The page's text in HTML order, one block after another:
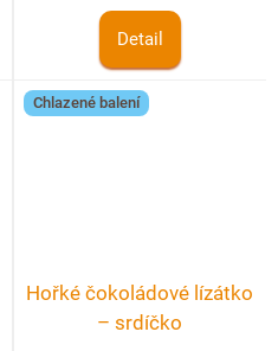
Detail
Chlazené balení
Hořké čokoládové lízátko
– srdíčko